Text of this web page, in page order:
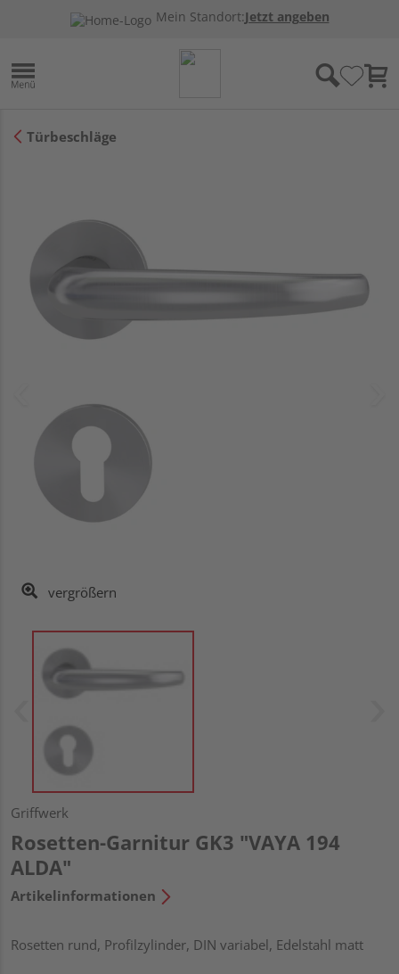
Mein Standort:Jetzt angeben
Türbeschläge
vergrößern
Griffwerk
Rosetten-Garnitur GK3 "VAYA 194
ALDA"
Artikelinformationen
Rosetten rund, Profilzylinder, DIN variabel, Edelstahl matt